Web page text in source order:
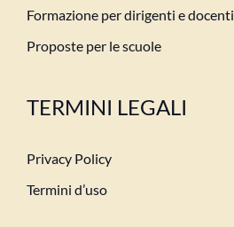
Formazione per dirigenti e docenti
Proposte per le scuole
TERMINI LEGALI
Privacy Policy
Termini d’uso